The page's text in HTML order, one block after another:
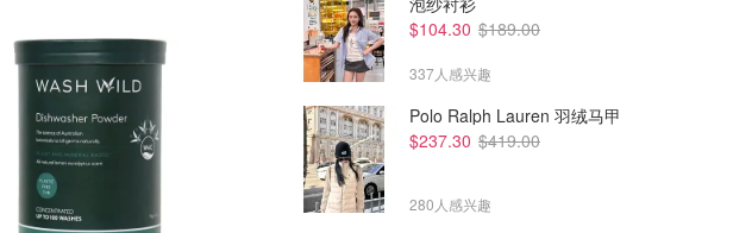
$104.30 $189.00
337人感兴趣
Polo Ralph Lauren 羽绒马甲
$237.30 $419.00
280人感兴趣